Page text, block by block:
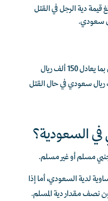
قيمة دية الرجل في القتل
تبلغ قيمة دية المرأة نصف دية الرجل بما يعادل 150 ألف ريال
القتل الخطأ و 200 ألف ريال سعودي في حال القتل
في السعودية؟
مسلم أو غير مسلم.
لدية السعودي، أما إذا
نصف مقدار دية المسلم.